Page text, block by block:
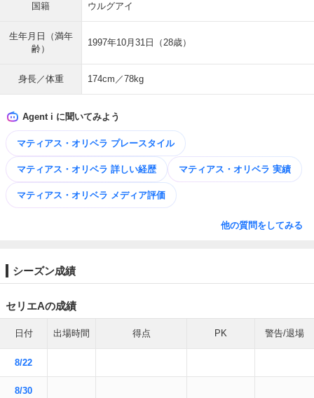
国籍 ウルグアイ
生年月日（満年
齢）
1997年10月31日（28歳）
身長／体重 174cm／78kg
Agent i に聞いてみよう
マティアス・オリベラ プレースタイル
マティアス・オリベラ 詳しい経歴 マティアス・オリベラ 実績
マティアス・オリベラ メディア評価
他の質問をしてみる
シーズン成績
セリエAの成績
日付 出場時間 得点 PK 警告/退場
8/22
8/30